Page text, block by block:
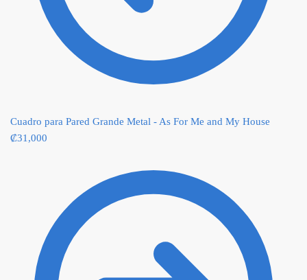
Cuadro para Pared Grande Metal - As For Me and My House
₡31,000